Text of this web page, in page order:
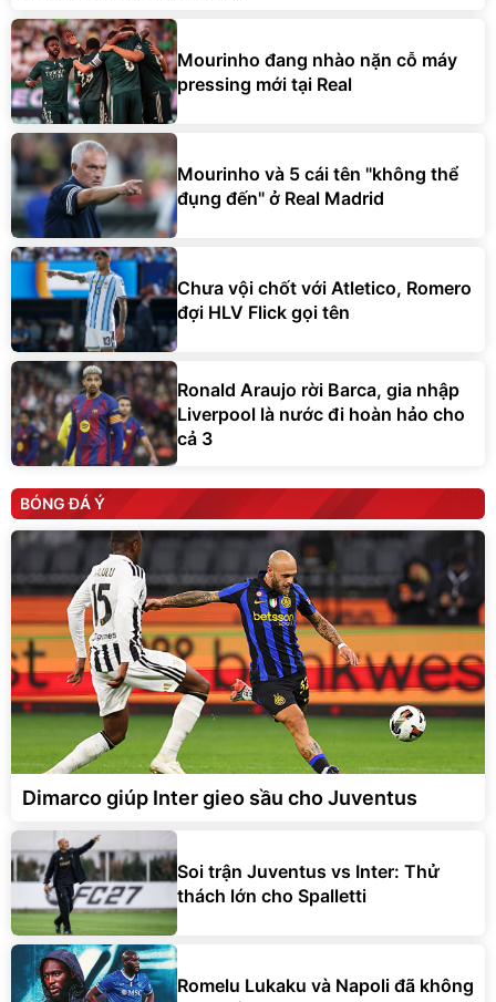
Mourinho đang nhào nặn cỗ máy
pressing mới tại Real
Mourinho và 5 cái tên "không thể
đụng đến" ở Real Madrid
Chưa vội chốt với Atletico, Romero
đợi HLV Flick gọi tên
Ronald Araujo rời Barca, gia nhập
Liverpool là nước đi hoàn hảo cho
cả 3
BÓNG ĐÁ Ý
Dimarco giúp Inter gieo sầu cho Juventus
Soi trận Juventus vs Inter: Thử
thách lớn cho Spalletti
Romelu Lukaku và Napoli đã không